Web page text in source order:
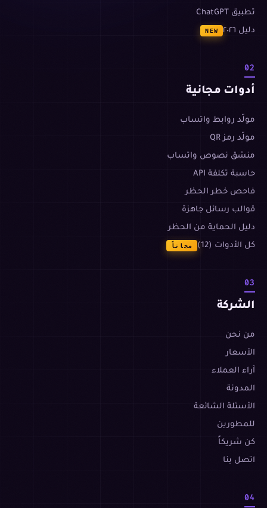
تطبيق ChatGPT
دليل ٢٠٢٦
NEW
02
أدوات مجانية
مولّد روابط واتساب
مولّد رمز QR
منسّق نصوص واتساب
حاسبة تكلفة API
فاحص خطر الحظر
قوالب رسائل جاهزة
دليل الحماية من الحظر
كل الأدوات (12)
مجاناً
03
الشركة
من نحن
الأسعار
آراء العملاء
المدونة
الأسئلة الشائعة
للمطورين
كن شريكاً
اتصل بنا
04